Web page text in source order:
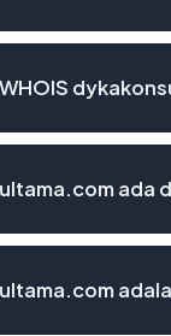
ada